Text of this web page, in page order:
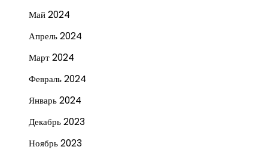
Май 2024
Апрель 2024
Март 2024
Февраль 2024
Январь 2024
Декабрь 2023
Ноябрь 2023